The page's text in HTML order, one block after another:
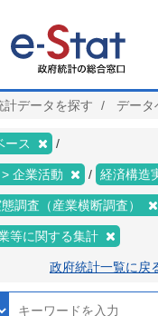
計データを探す データ
ース
企業活動 経済構造
調査（産業横断調査）
等に関する集計
政府統計一覧に戻